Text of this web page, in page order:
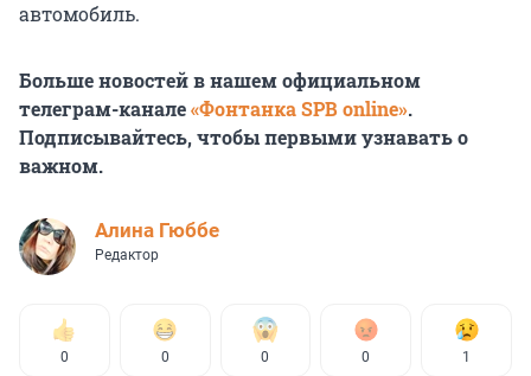
автомобиль.
Больше новостей в нашем официальном
телеграм-канале«Фонтанка SPB online».
Подписывайтесь, чтобы первыми узнавать о
важном.
Алина Гюббе
Редактор
0 0 0 0 1